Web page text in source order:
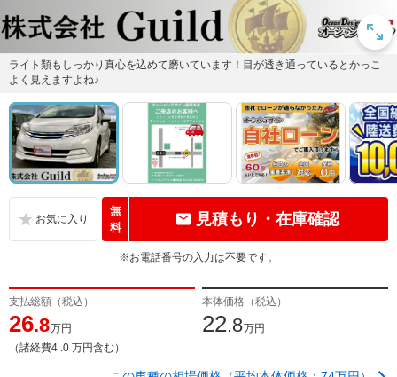
ライト類もしっかり真心を込めて磨いています！目が透き通っているとかっこ
よく見えますよね♪
無
料
見積もり・在庫確認
※お電話番号の入力は不要です。
支払総額（税込）
26.8万円
（諸経費4 .0 万円含む）
本体価格（税込）
22.8万円